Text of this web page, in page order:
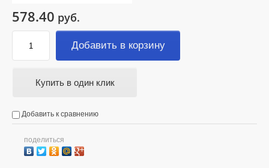
578.40 руб.
Добавить в корзину
Купить в один клик
Добавить к сравнению
поделиться